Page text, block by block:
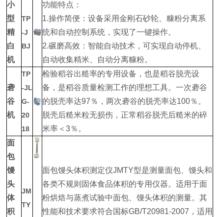
小
型
精
白
机
TP
-J
BJ
功能特点：
1.操作简便：设备采用金刚石砂轮、糠粉分离系
统和自动控制系统，实现了一键操作。
2.碾磨高效：智能自动技术，可实现自动停机、
自动收集精米、自动分离糠粉。
砻
谷
机
TP
-JL
G-
20
18
检验稻谷出糙率的专用设备，也是稻谷脱壳设
备，是稻谷质量检测工作的理想工具。一次砻谷
的脱壳率达97％，两次砻谷的脱壳率达100％。
脱壳后糙米粒无损伤，正常稻谷脱壳后糙米的碎
米率＜3％。
面
包
馒
头
体
积
JM
TY
面包馒头体积测定仪JMTY型是测量面包、馒头和
各类不规则固体食品体积的专用仪器。适用于面
粉烘焙与蒸煮试验中面包、馒头体积的测量。其
性能和技术要求符合国标GB/T20981-2007，适用